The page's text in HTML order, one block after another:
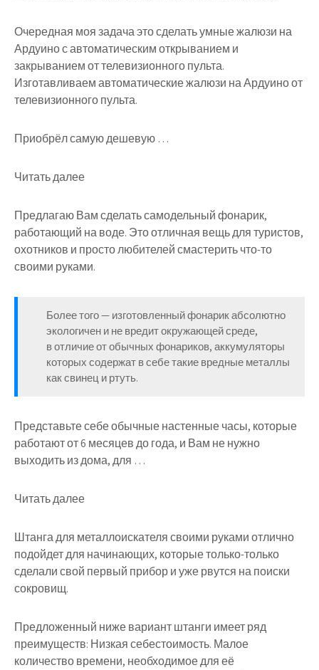
Очередная моя задача это сделать умные жалюзи на
Ардуино с автоматическим открыванием и
закрыванием от телевизионного пульта.
Изготавливаем автоматические жалюзи на Ардуино от
телевизионного пульта.
Приобрёл самую дешевую …
Читать далее
Предлагаю Вам сделать самодельный фонарик,
работающий на воде. Это отличная вещь для туристов,
охотников и просто любителей смастерить что-то
своими руками.
Более того — изготовленный фонарик абсолютно
экологичен и не вредит окружающей среде,
в отличие от обычных фонариков, аккумуляторы
которых содержат в себе такие вредные металлы
как свинец и ртуть.
Представьте себе обычные настенные часы, которые
работают от 6 месяцев до года, и Вам не нужно
выходить из дома, для …
Читать далее
Штанга для металлоискателя своими руками отлично
подойдет для начинающих, которые только-только
сделали свой первый прибор и уже рвутся на поиски
сокровищ.
Предложенный ниже вариант штанги имеет ряд
преимуществ: Низкая себестоимость. Малое
количество времени, необходимое для её